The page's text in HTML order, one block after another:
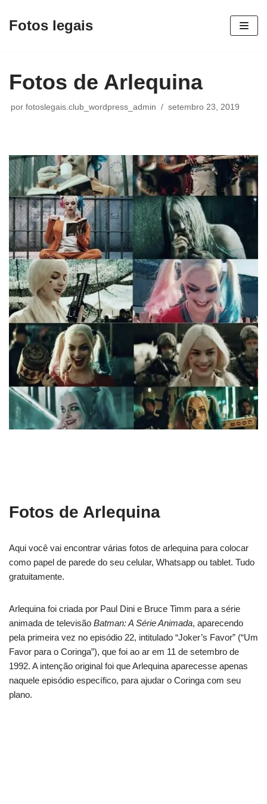
Pular
conteúdo
Fotos legais
Fotos de Arlequina
por fotoslegais.club_wordpress_admin setembro 23, 2019
Fotos de Arlequina
Aqui você vai encontrar várias fotos de arlequina para colocar
como papel de parede do seu celular, Whatsapp ou tablet. Tudo
gratuitamente.
Arlequina foi criada por Paul Dini e Bruce Timm para a série
animada de televisão Batman: A Série Animada, aparecendo
pela primeira vez no episódio 22, intitulado “Joker’s Favor” (“Um
Favor para o Coringa”), que foi ao ar em 11 de setembro de
1992. A intenção original foi que Arlequina aparecesse apenas
naquele episódio específico, para ajudar o Coringa com seu
plano.